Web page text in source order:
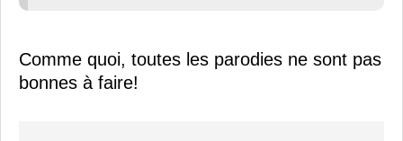
Comme quoi, toutes les parodies ne sont pas
bonnes à faire!